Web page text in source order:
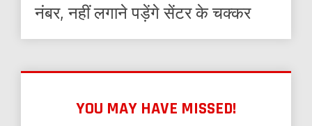
नंबर, नहीं लगाने पड़ेंगे सेंटर के चक्कर
YOU MAY HAVE MISSED!